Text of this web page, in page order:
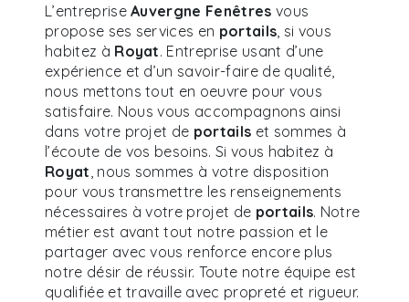
L’entrepriseAuvergne Fenêtres vous
propose ses services en portails , si vous
habitez à Royat. Entreprise usant d’une
expérience et d’un savoir-faire de qualité,
nous mettons tout en oeuvre pour vous
satisfaire. Nous vous accompagnons ainsi
dans votre projet de portails et sommes à
l’écoute de vos besoins. Si vous habitez à
Royat , nous sommes à votre disposition
pour vous transmettre les renseignements
nécessaires à votre projet de portails. Notre
métier est avant tout notre passion et le
partager avec vous renforce encore plus
notre désir de réussir. Toute notre équipe est
qualifiée et travaille avec propreté et rigueur.